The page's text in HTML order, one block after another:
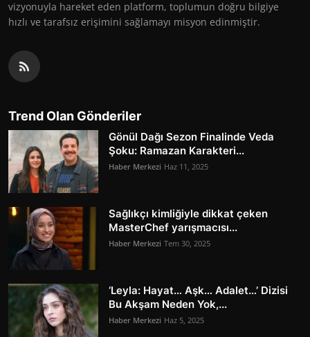
vizyonuyla hareket eden platform, toplumun doğru bilgiye
hızlı ve tarafsız erişimini sağlamayı misyon edinmiştir.
Trend Olan Gönderiler
Gönül Dağı Sezon Finalinde Veda
Şoku: Ramazan Karakteri...
Haber Merkezi Haz 11, 2025
Sağlıkçı kimliğiyle dikkat çeken
MasterChef yarışmacısı...
Haber Merkezi Tem 30, 2025
‘Leyla: Hayat… Aşk… Adalet…’ Dizisi
Bu Akşam Neden Yok,...
Haber Merkezi Haz 5, 2025